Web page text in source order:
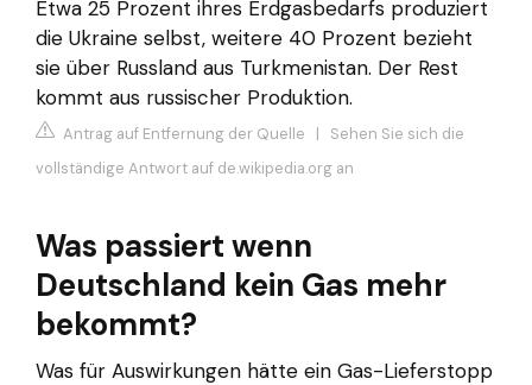
Etwa 25 Prozent ihres Erdgasbedarfs produziert
die Ukraine selbst, weitere 40 Prozent bezieht
sie über Russland aus Turkmenistan. Der Rest
kommt aus russischer Produktion.
Antrag auf Entfernung der Quelle | Sehen Sie sich die
vollständige Antwort auf de.wikipedia.org an
Was passiert wenn
Deutschland kein Gas mehr
bekommt?
Was für Auswirkungen hätte ein Gas-Lieferstopp